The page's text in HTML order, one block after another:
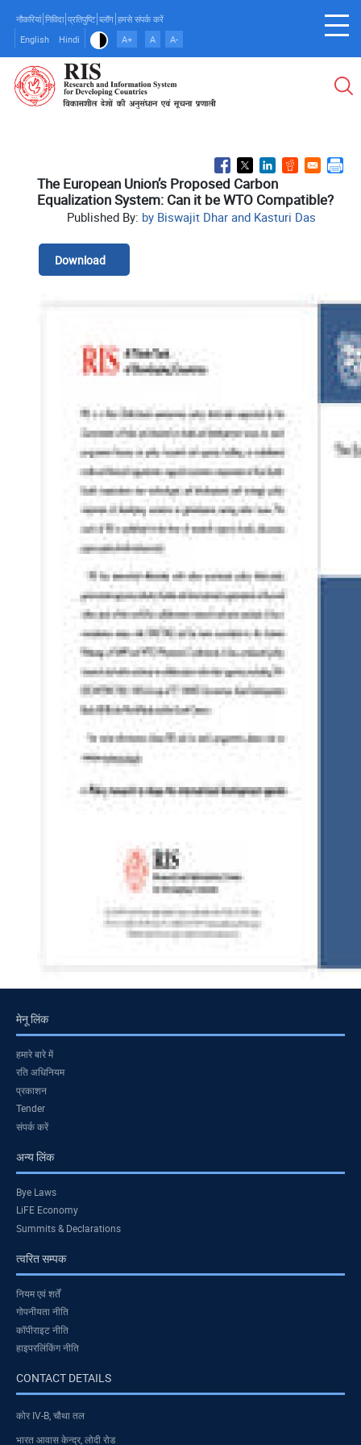
main
content
नौकरियां निविदा प्रतिपुष्टि ब्लॉग हमसे संपर्क करें
English
Hindi A+ A A-
The European Union’s Proposed Carbon
Equalization System: Can it be WTO Compatible?
Published By: by Biswajit Dhar and Kasturi Das
Download
मेनू लिंक
हमारे बारे में
रति अधिनियम
प्रकाशन
Tender
संपर्क करें
अन्य लिंक
Bye Laws
LiFE Economy
Summits & Declarations
त्वरित सम्पक
नियम एवं शर्तें
गोपनीयता नीति
कॉपीराइट नीति
हाइपरलिंकिंग नीति
CONTACT DETAILS
कोर IV-B, चौथा तल
भारत आवास केन्द्र, लोदी रोड